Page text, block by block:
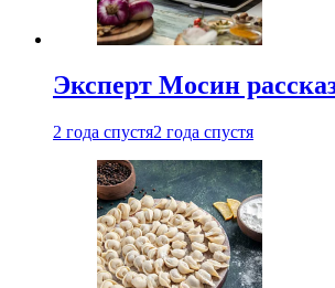
Эксперт Мосин
2 года спустя2 года спустя